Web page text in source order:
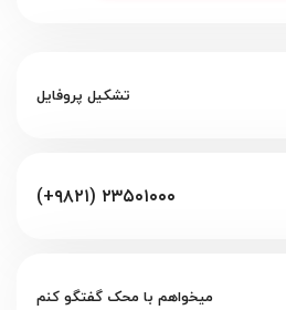
تشکیل پروفایل
(+۹۸۲۱) ۲۳۵۰۱۰۰۰
میخواهم با محک گفتگو کنم